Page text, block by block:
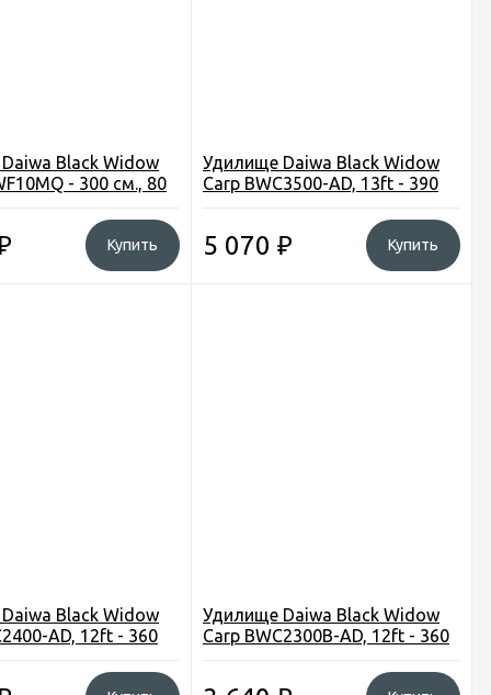
Black Widow
- 300 см., 80
Купить
Удилище Daiwa Black Widow
Carp BWC3500-AD, 13ft - 390
5 070 ₽ Купить
Black Widow
AD, 12ft - 360
Удилище Daiwa Black Widow
Carp BWC2300B-AD, 12ft - 360